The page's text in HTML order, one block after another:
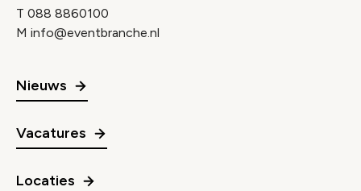
T 088 8860100
M info@eventbranche.nl
Nieuws
Vacatures
Locaties